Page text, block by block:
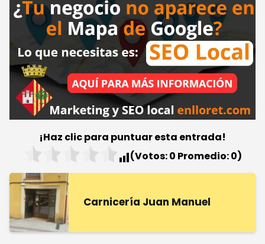
¡Haz clic para puntuar esta entrada!
(Votos:0 Promedio:0)
Carnicería Juan Manuel